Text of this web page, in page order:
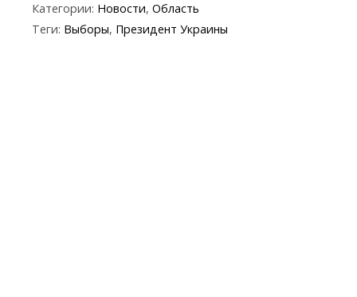
e itt
er
e
gr
er at y
Категории: Новости, Область
Теги: Выборы, Президент Украины